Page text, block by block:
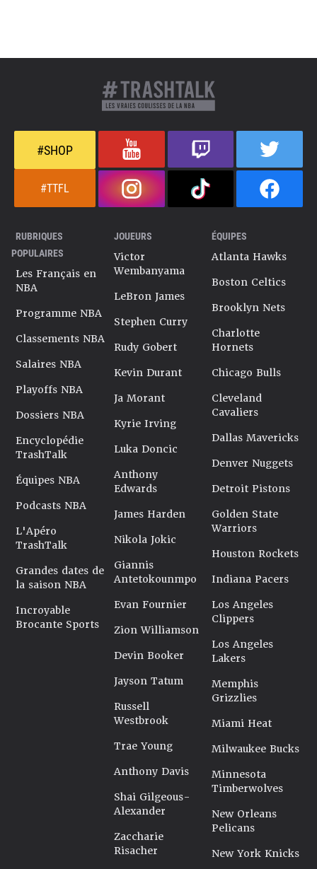
#SHOP
#TTFL
RUBRIQUES
POPULAIRES
Les Français en
NBA
Programme NBA
Classements NBA
Salaires NBA
Playoffs NBA
Dossiers NBA
Encyclopédie
TrashTalk
Équipes NBA
Podcasts NBA
L'Apéro
TrashTalk
Grandes dates de
la saison NBA
Incroyable
Brocante Sports
JOUEURS
Victor
Wembanyama
LeBron James
Stephen Curry
Rudy Gobert
Kevin Durant
Ja Morant
Kyrie Irving
Luka Doncic
Anthony
Edwards
James Harden
Nikola Jokic
Giannis
Antetokounmpo
Evan Fournier
Zion Williamson
Devin Booker
Jayson Tatum
Russell
Westbrook
Trae Young
Anthony Davis
Shai Gilgeous-
Alexander
Zaccharie
Risacher
ÉQUIPES
Atlanta Hawks
Boston Celtics
Brooklyn Nets
Charlotte
Hornets
Chicago Bulls
Cleveland
Cavaliers
Dallas Mavericks
Denver Nuggets
Detroit Pistons
Golden State
Warriors
Houston Rockets
Indiana Pacers
Los Angeles
Clippers
Los Angeles
Lakers
Memphis
Grizzlies
Miami Heat
Milwaukee Bucks
Minnesota
Timberwolves
New Orleans
Pelicans
New York Knicks